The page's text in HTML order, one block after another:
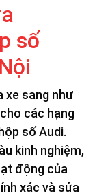
số
xe sang như
các hạng
số Audi.
kinh nghiệm,
động của
xác và sửa